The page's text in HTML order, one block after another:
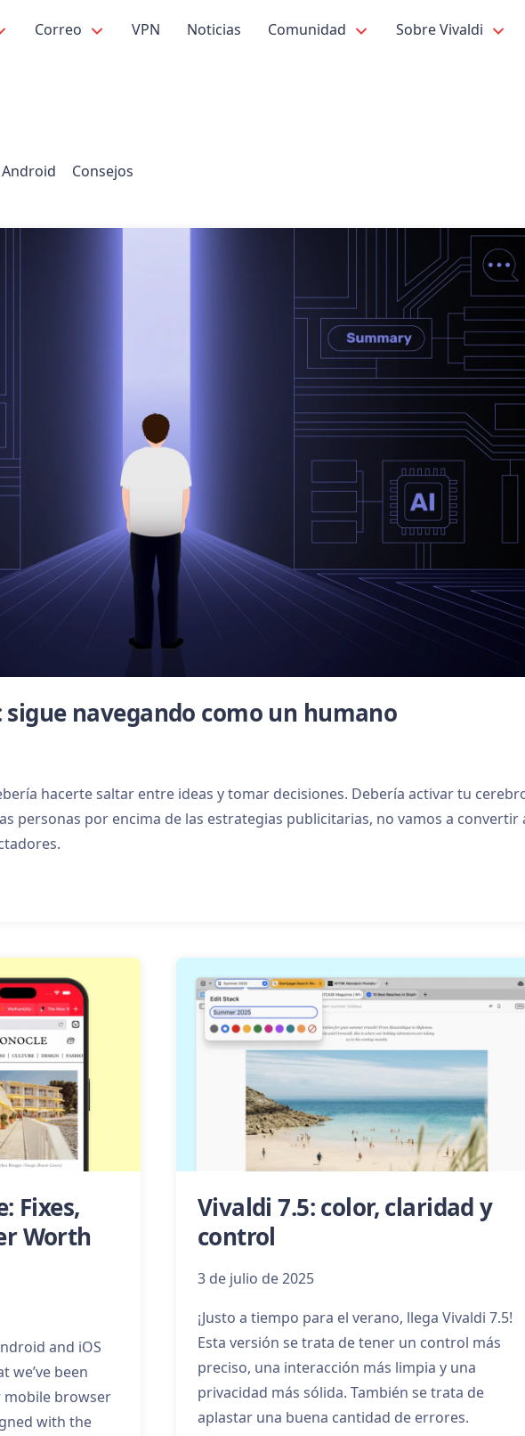
Correo VPN Noticias Comunidad Sobre Vivaldi
Android Consejos
sigue navegando como un humano
hacerte saltar entre ideas y tomar decisiones. Debería activar tu
personas por encima de las estrategias publicitarias, no vamos a convertir
Fixes,
Worth
and iOS
we’ve been
mobile browser
with the
Vivaldi 7.5: color, claridad y
control
3 de julio de 2025
¡Justo a tiempo para el verano, llega Vivaldi 7.5!
Esta versión se trata de tener un control más
preciso, una interacción más limpia y una
privacidad más sólida. También se trata de
aplastar una buena cantidad de errores.